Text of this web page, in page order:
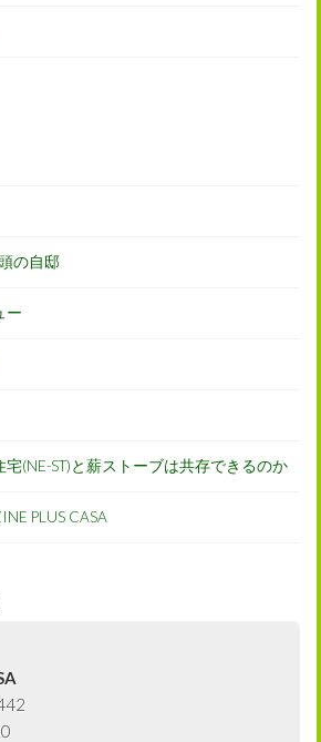
の自邸
ー
(NE-ST)と薪ストーブは共存できるのか
PLUS CASA